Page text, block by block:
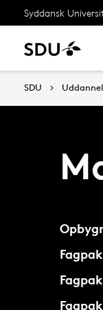
Syddansk
SDU